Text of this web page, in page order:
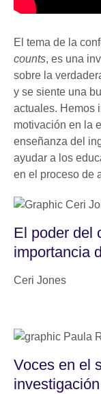
El tema de la
counts, es una
sobre la
y se siente una
actuales. Hemos
motivación en la
enseñanza del
ayudar a los
en el proceso de
El poder del
importancia
Ceri Jones
Voces en el